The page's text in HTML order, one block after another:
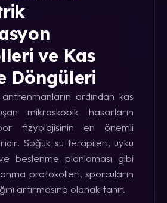
ve Kas
Döngüleri
ardından kas
mikroskobik hasarların
fizyolojisinin en önemli
Soğuk su terapileri, uyku
beslenme planlaması gibi
protokolleri, sporcuların
artırmasına olanak tanır.